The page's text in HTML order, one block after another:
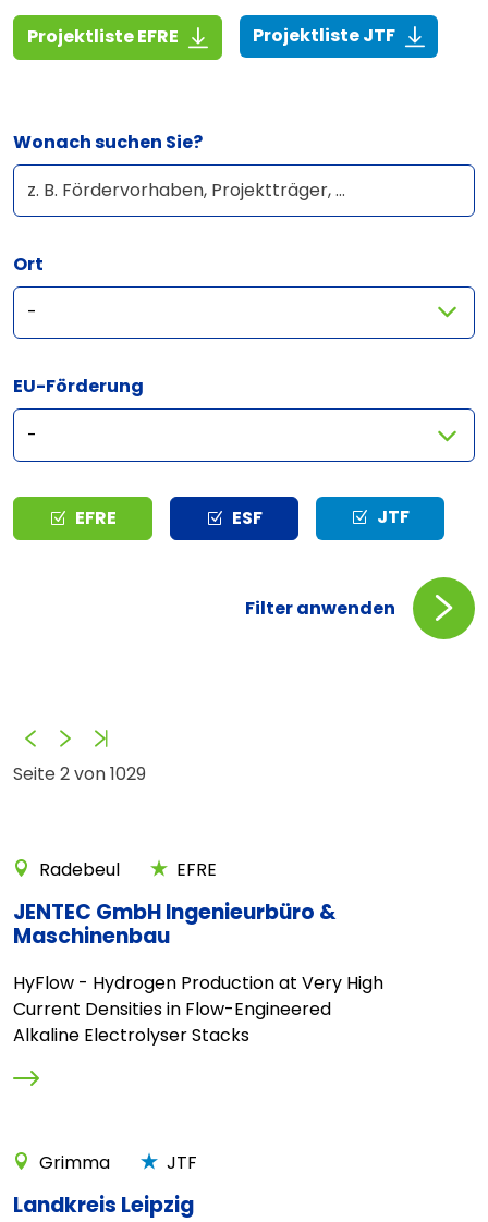
Projektliste EFRE (1,4 MiB)Projektliste JTF(268,6
Wonach suchen Sie?
Ort
EU-Förderung
Typ EFRE ESF JTF
Filter anwenden
Seite 2 von 1029
ZurückVorwärts
Radebeul EFRE
JENTEC GmbH Ingenieurbüro &
Maschinenbau
HyFlow - Hydrogen Production at Very High
Current Densities in Flow-Engineered
Alkaline Electrolyser Stacks
Grimma JTF
Landkreis Leipzig